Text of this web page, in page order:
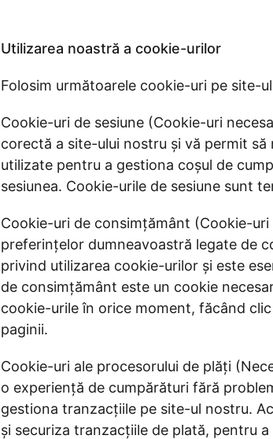
Utilizarea noastră a cookie-urilor
Folosim următoarele cookie-uri pe site-
Cookie-uri de sesiune (Cookie-uri
corectă a site-ului nostru și vă permit
utilizate pentru a gestiona coșul de
sesiunea. Cookie-urile de sesiune sunt
Cookie-uri de consimțământ (Cookie-
preferințelor dumneavoastră legate de
privind utilizarea cookie-urilor și este
de consimțământ este un cookie
cookie-urile în orice moment, făcând
paginii.
Cookie-uri ale procesorului de plăți
o experiență de cumpărături fără
gestiona tranzacțiile pe site-ul nostru.
și securiza tranzacțiile de plată, pentru